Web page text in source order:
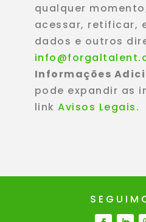
qualquer
acessar, retificar,
dados e outros
Informações
pode expandir as
linkAvisos Legais.